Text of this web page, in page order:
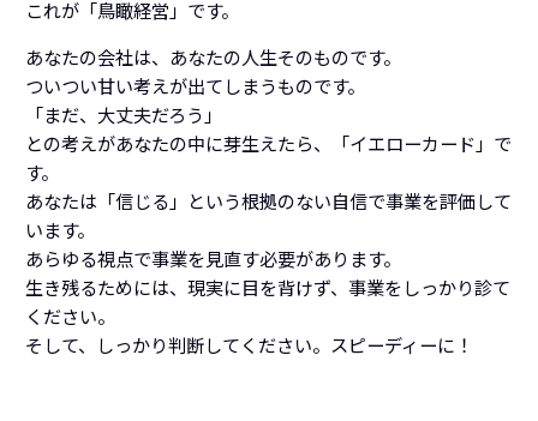
これが「鳥瞰経営」です。
あなたの会社は、あなたの人生そのものです。
ついつい甘い考えが出てしまうものです。
「まだ、大丈夫だろう」
との考えがあなたの中に芽生えたら、「イエローカード」で
す。
あなたは「信じる」という根拠のない自信で事業を評価して
います。
あらゆる視点で事業を見直す必要があります。
生き残るためには、現実に目を背けず、事業をしっかり診て
ください。
そして、しっかり判断してください。スピーディーに！